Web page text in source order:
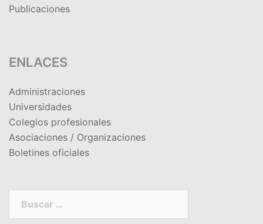
Publicaciones
ENLACES
Administraciones
Universidades
Colegios profesionales
Asociaciones / Organizaciones
Boletines oficiales